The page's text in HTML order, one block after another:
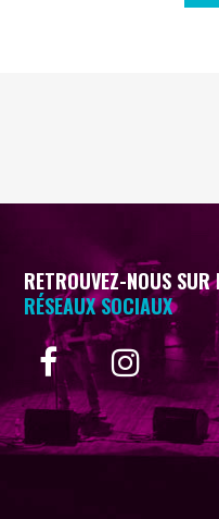
RETROUVEZ-NOUS SUR
RÉSEAUX SOCIAUX